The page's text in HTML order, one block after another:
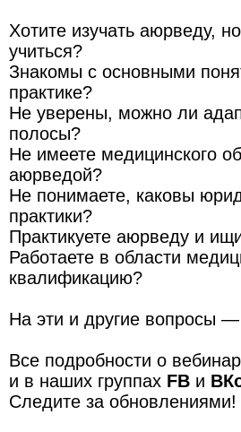
Хотите изучать аюрведу,
учиться?
Знакомы с основными
практике?
Не уверены, можно ли
полосы?
Не имеете медицинского
аюрведой?
Не понимаете, каковы
практики?
Практикуете аюрведу и
Работаете в области
квалификацию?
На эти и другие вопросы
Все подробности о
и в наших группах FB и
Следите за обновлениями!